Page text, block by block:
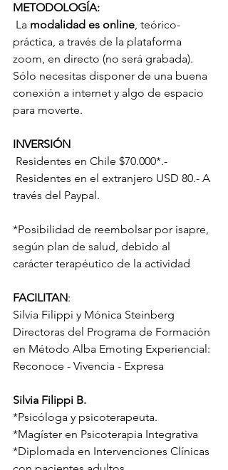
METODOLOGÍA:
La modalidad es online, teórico-
práctica, a través de la plataforma
zoom, en directo (no será grabada).
Sólo necesitas disponer de una buena
conexión a internet y algo de espacio
para moverte.
INVERSIÓN
Residentes en Chile $70.000*.-
través del Paypal.
*Posibilidad de reembolsar por isapre,
según plan de salud, debido al
carácter terapéutico de la actividad
FACILITAN:
Silvia Filippi y Mónica Steinberg
Directoras del Programa de Formación
en Método Alba Emoting Experiencial:
Reconoce - Vivencia - Expresa
Silvia Filippi B.
*Psicóloga y psicoterapeuta.
*Magíster en Psicoterapia Integrativa
*Diplomada en Intervenciones Clínicas